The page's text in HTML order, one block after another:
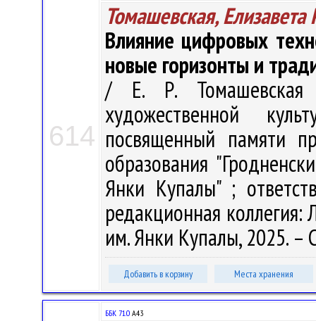
614
Томашевская,
Влияние цифровых
новые горизонты и
/ Е. Р. Томашевская
художественной
посвященный памяти
образования
Янки Купалы" ;
редакционная коллегия:
им. Янки Купалы, 2025. –
Добавить в корзину Места хранения
ББК 71.0 А43